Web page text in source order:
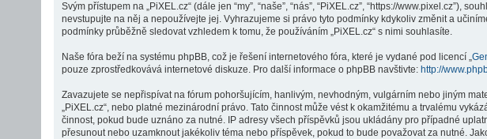
Svým přístupem na „PiXEL.cz“ (dále jen “my”, “naše”, “nás”, “PiXEL.cz”, “https://
nevstupujte na něj a nepoužívejte jej. Vyhrazujeme si právo tyto podmínky kdykoliv změnit a
podmínky průběžně sledovat vzhledem k tomu, že používáním „PiXEL.cz“ s nimi souhlasíte.
Naše fóra beží na systému phpBB, což je řešení internetového fóra, které je vydané pod licencí „
pouze zprostředkovává internetové diskuze. Pro další informace o phpBB navštivte: http://
Zavazujete se nepřispívat na fórum pohoršujícím, hanlivým, nevhodným, vulgárním nebo jiným
„PiXEL.cz“, nebo platné mezinárodní právo. Tato činnost může vést k okamžitému a trvalému
činnost, pokud bude uznáno za nutné. IP adresy všech příspěvků jsou ukládány pro případné
přesunout nebo uzamknout jakékoliv téma nebo příspěvek, pokud to bude považovat za nutné.